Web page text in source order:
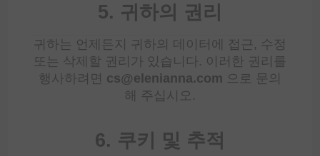
5. 귀하의 권리
귀하는 언제든지 귀하의 데이터에 접근, 수정
또는 삭제할 권리가 있습니다. 이러한 권리를
행사하려면 cs@elenianna.com 으로 문의
해 주십시오.
6. 쿠키 및 추적